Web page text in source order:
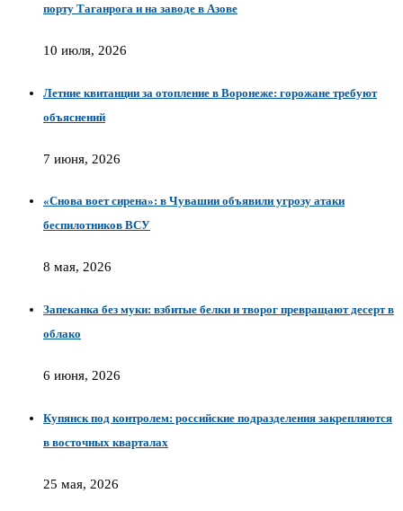
порту Таганрога и на заводе в Азове
10 июля, 2026
Летние квитанции за отопление в Воронеже: горожане требуют
объяснений
7 июня, 2026
«Снова воет сирена»: в Чувашии объявили угрозу атаки
беспилотников ВСУ
8 мая, 2026
Запеканка без муки: взбитые белки и творог превращают десерт в
облако
6 июня, 2026
Купянск под контролем: российские подразделения закрепляются
в восточных кварталах
25 мая, 2026